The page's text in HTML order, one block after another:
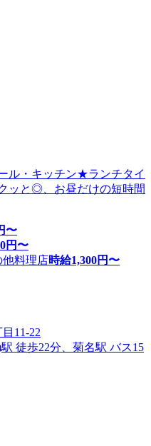
ル・キッチン★ランチタイ
ッと◎、お昼だけの短時間
〜
円〜
他料理店時給1,300円〜
11-22
徒歩22分、菊名駅 バス15